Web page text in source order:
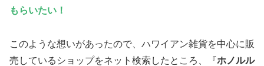
もらいたい！
このような想いがあったので、ハワイアン雑貨を中心に販
売しているショップをネット検索したところ、『ホノルル